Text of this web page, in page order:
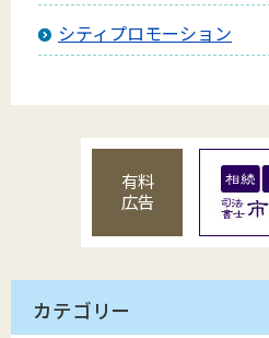
シティプロモーション
有料
広告
カテゴリー